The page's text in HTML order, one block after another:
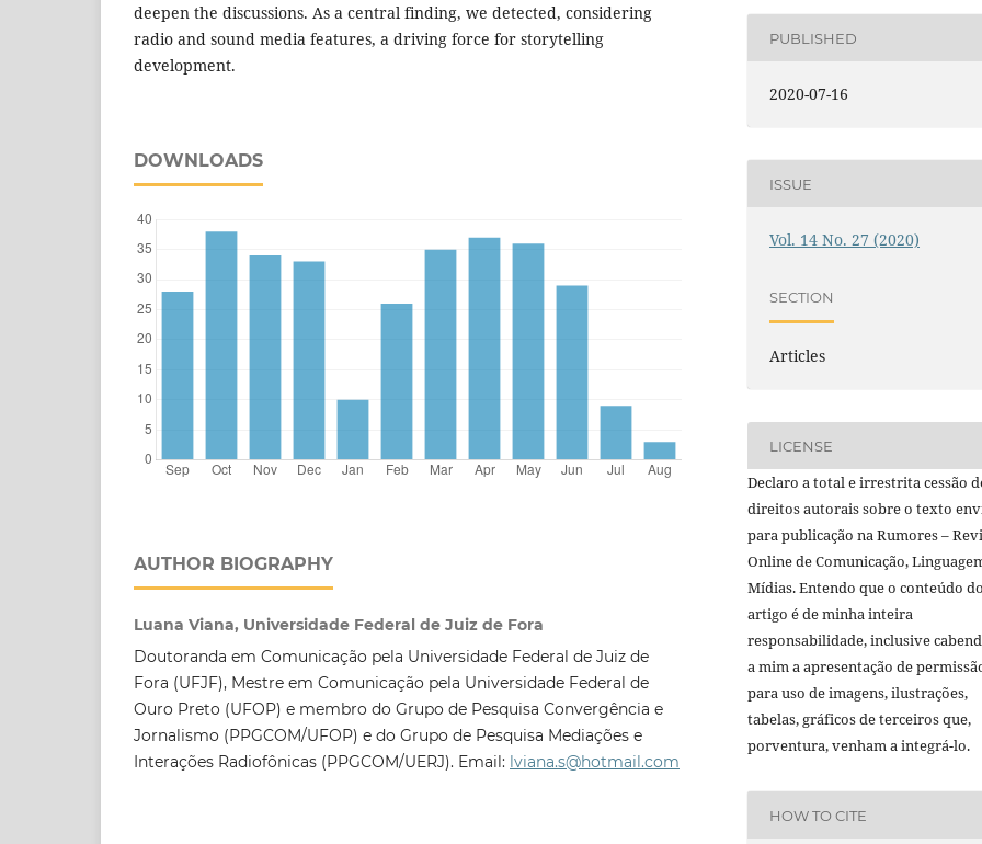
deepen the discussions. As a central finding, we detected, considering
radio and sound media features, a driving force for storytelling
development.
DOWNLOADS
AUTHOR BIOGRAPHY
Luana Viana, Universidade Federal de Juiz de Fora
Doutoranda em Comunicação pela Universidade Federal de Juiz de
Fora (UFJF), Mestre em Comunicação pela Universidade Federal de
Ouro Preto (UFOP) e membro do Grupo de Pesquisa Convergência e
Jornalismo (PPGCOM/UFOP) e do Grupo de Pesquisa Mediações e
Interações Radiofônicas (PPGCOM/UERJ). Email: lviana.s@hotmail.com
PUBLISHED
2020-07-16
ISSUE
Vol. 14 No. 27 (2020)
SECTION
Articles
LICENSE
Declaro a total e irrestrita cessão
direitos autorais sobre o texto
para publicação na Rumores –
Online de Comunicação,
Mídias. Entendo que o conteúdo
artigo é de minha inteira
responsabilidade, inclusive
a mim a apresentação de
para uso de imagens, ilustrações,
tabelas, gráficos de terceiros que,
porventura, venham a integrá-lo.
HOW TO CITE